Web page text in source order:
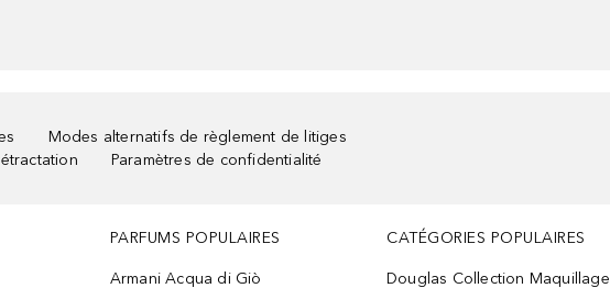
Modes alternatifs de règlement de litiges
Paramètres de confidentialité
PARFUMS POPULAIRES
Armani Acqua di Giò
CATÉGORIES POPULAIRES
Douglas Collection Maquillage